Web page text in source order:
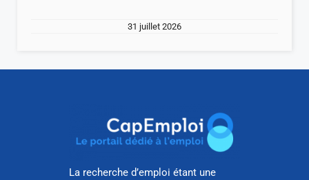
31 juillet 2026
La recherche d’emploi étant une